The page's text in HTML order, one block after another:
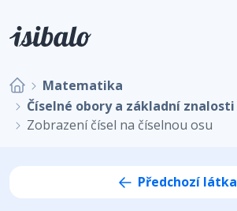
Matematika
Číselné obory a základní znalosti
Zobrazení čísel na číselnou osu
Předchozí látka